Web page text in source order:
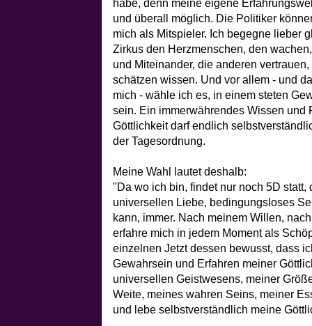
habe, denn meine eigene
und überall möglich. Die Politiker
mich als Mitspieler. Ich begegne lieber
Zirkus den Herzmenschen, den
und Miteinander, die anderen
schätzen wissen. Und vor allem - und
mich - wähle ich es, in einem steten
sein. Ein immerwährendes Wissen und
Göttlichkeit darf endlich
der Tagesordnung.
Meine Wahl lautet deshalb:
"Da wo ich bin, findet nur noch 5D statt,
universellen Liebe, bedingungsloses
kann, immer. Nach meinem Willen,
erfahre mich in jedem Moment als
einzelnen Jetzt dessen bewusst, dass
Gewahrsein und Erfahren meiner
universellen Geistwesens, meiner
Weite, meines wahren Seins, meiner
und lebe selbstverständlich meine